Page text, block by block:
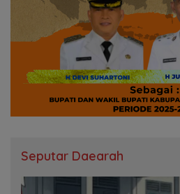
Seputar Daearah